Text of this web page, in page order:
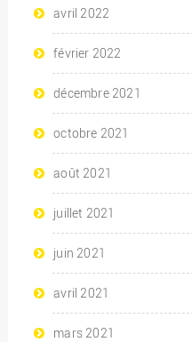
avril 2022
février 2022
décembre 2021
octobre 2021
août 2021
juillet 2021
juin 2021
avril 2021
mars 2021